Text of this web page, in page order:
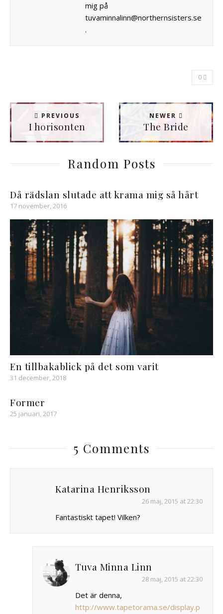
mig på
tuvaminnalinn@northernsisters.se
.
0
PREVIOUS
I horisonten
NEWER
The Bride
Random Posts
Då rädslan slutade att krama mig så hårt
17 november, 2016
En tillbakablick på det som varit
31 december, 2018
Former
25 januari, 2017
5 Comments
Katarina Henriksson
26 maj, 2015 at 22:30
Fantastiskt tapet! Vilken?
Tuva Minna Linn
28 maj, 2015 at 22:30
Det är denna,
http://www.tapetorama.se/display.p